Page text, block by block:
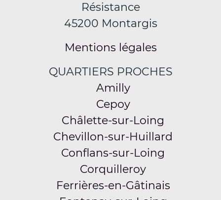
Résistance
45200 Montargis
Mentions légales
QUARTIERS PROCHES
Amilly
Cepoy
Châlette-sur-Loing
Chevillon-sur-Huillard
Conflans-sur-Loing
Corquilleroy
Ferrières-en-Gâtinais